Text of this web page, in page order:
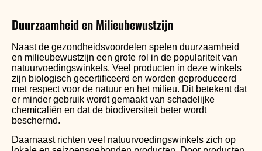
Duurzaamheid en Milieubewustzijn
Naast de gezondheidsvoordelen spelen duurzaamheid
en milieubewustzijn een grote rol in de populariteit van
natuurvoedingswinkels. Veel producten in deze winkels
zijn biologisch gecertificeerd en worden geproduceerd
met respect voor de natuur en het milieu. Dit betekent dat
er minder gebruik wordt gemaakt van schadelijke
chemicaliën en dat de biodiversiteit beter wordt
beschermd.
Daarnaast richten veel natuurvoedingswinkels zich op